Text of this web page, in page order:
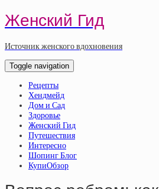
Женский Гид
Источник женского вдохновения
Toggle navigation
Рецепты
Хендмейд
Дом и Сад
Здоровье
Женский Гид
Путешествия
Интересно
Шопинг Блог
КупиОбзор